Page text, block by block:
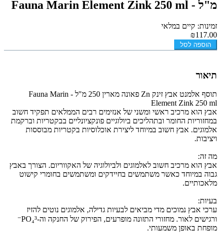
מ"ל - Fauna Marin Element Zink 250 ml
זמינות: קיים במלאי
₪117.00
הוספה לסל
תיאור
תוסף אלמנט אבץ זינק Zn פאונה מארין 250 מ"ל - Fauna Marin
Element Zink 250 ml
אבץ הוא מרכיב ראשי ומשני של אנזימים רבים הממלאים תפקיד חשוב
במחזוריות החומר ובתהליכים ביולוגיים פונקציונליים בבקטריות וברקמת
אלמוגים. אבץ חשוב במיוחד ליצירת אוכלוסיות בקטריות מבוססות
ויציבות.
מה זה:
אבץ הוא מרכיב חשוב לאלמוגים ולביולוגיה של האקווריום. הצורך באבץ
גבוה במיוחד כאשר משתמשים בחיידקים ומשתמשים בחומרי קישוט
מלאכותיים.
בעיות:
ערכי אבץ נמוכים מדי מביאים לבעיות גדילה, אלמוגים נוטים להזיז
ורגישים לאור. מחזורי התזונה מופרעים, הפירוק של החנקה וה-PO₄³⁻
מופחת באופן משמעותי.